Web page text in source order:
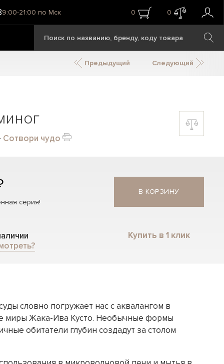
9:00-21:00 по Мск 0 0
Предыдущий Следующий
Сотвори чудо
серия!
В КОРЗИНУ
Купить в 1 клик
словно погружает нас с аквалангом в
миры Жака-Ива Кусто. Необычные формы
обитатели глубин создадут за столом